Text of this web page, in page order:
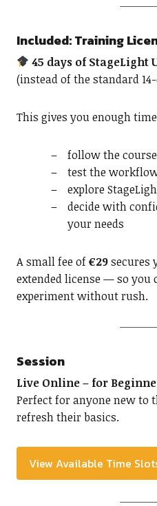
Included: Training
45 days of StageLight
(instead of the standard
This gives you enough
follow the
test the
explore
decide with
your needs
A small fee of€29secures
extended license — so you
experiment without rush.
Session
Live Online – for
Perfect for anyone new to
refresh their basics.
View Available Time